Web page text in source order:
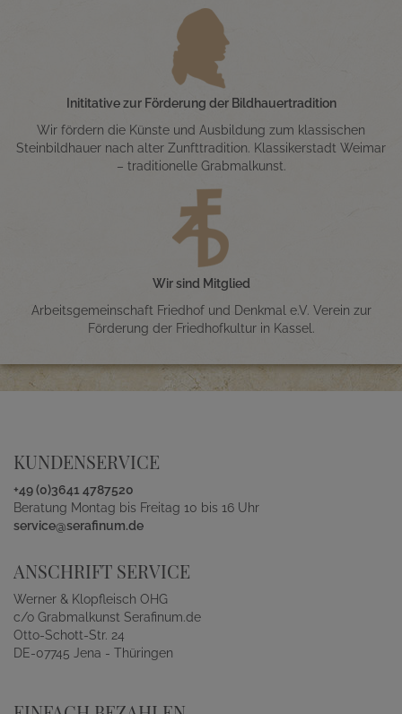
Inititative zur Förderung der Bildhauertradition
Wir fördern die Künste und Ausbildung zum klassischen
Steinbildhauer nach alter Zunfttradition. Klassikerstadt Weimar
– traditionelle Grabmalkunst.
Wir sind Mitglied
Arbeitsgemeinschaft Friedhof und Denkmal e.V. Verein zur
Förderung der Friedhofkultur in Kassel.
KUNDENSERVICE
+49 (0)3641 4787520
Beratung Montag bis Freitag 10 bis 16 Uhr
service@serafinum.de
ANSCHRIFT SERVICE
Werner & Klopfleisch OHG
c/o Grabmalkunst Serafinum.de
Otto-Schott-Str. 24
DE-07745 Jena - Thüringen